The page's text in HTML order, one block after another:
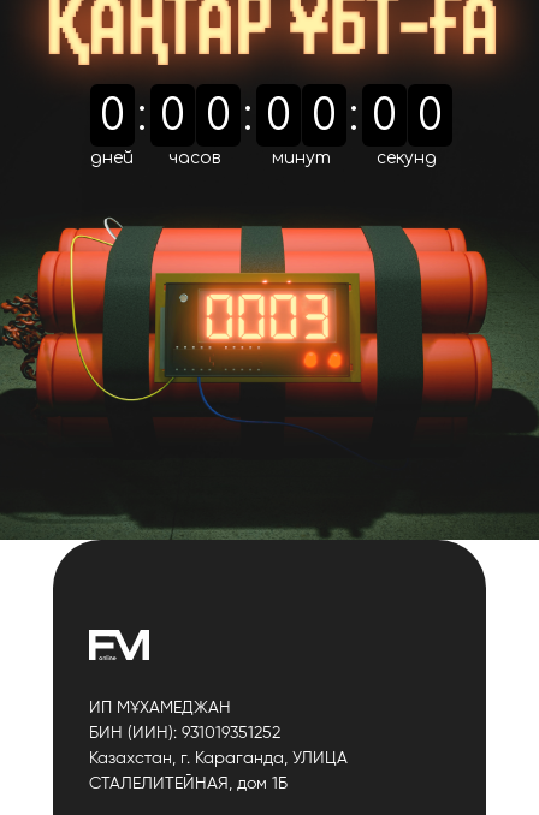
0
дней
: 0 0
часов
: 0 0
минут
: 0 0
секунд
ИП МҰХАМЕДЖАН
БИН (ИИН): 931019351252
Казахстан, г. Караганда, УЛИЦА
СТАЛЕЛИТЕЙНАЯ, дом 1Б